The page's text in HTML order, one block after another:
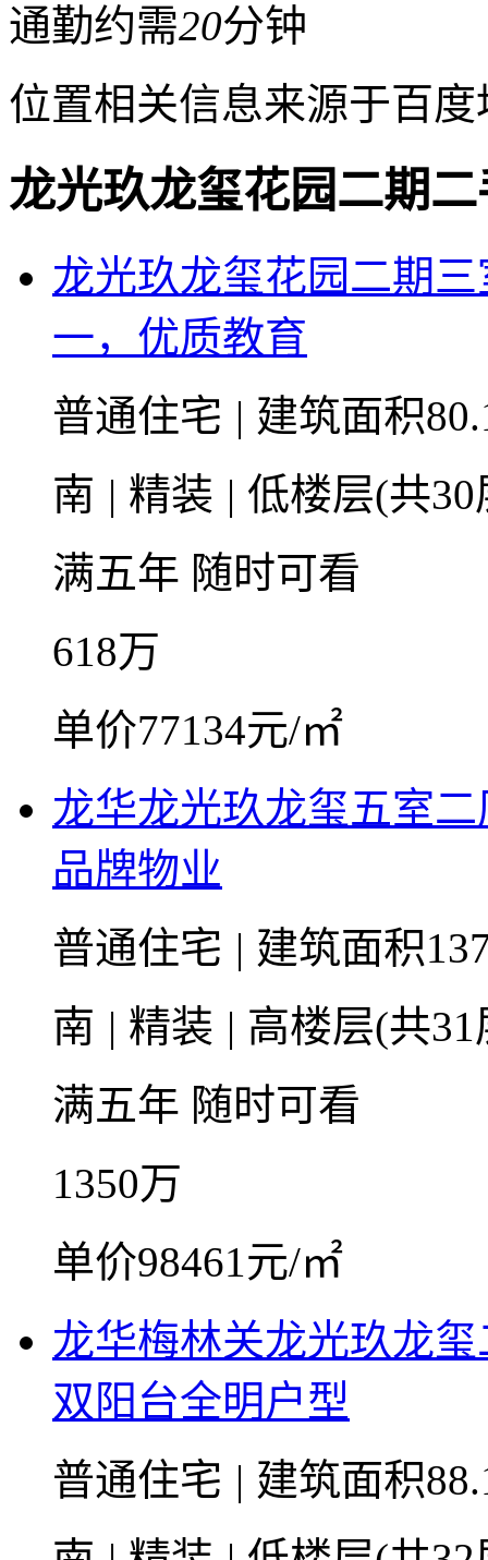
通勤约需20分钟
位置相关信息来源于百
龙光玖龙玺花园二期
龙光玖龙玺花园二期
一，优质教育
普通住宅 | 建筑面积
南 | 精装 | 低楼层(共
满五年 随时可看
618万
单价77134元/㎡
龙华龙光玖龙玺五室
品牌物业
普通住宅 | 建筑面积
南 | 精装 | 高楼层(共
满五年 随时可看
1350万
单价98461元/㎡
龙华梅林关龙光玖龙
双阳台全明户型
普通住宅 | 建筑面积